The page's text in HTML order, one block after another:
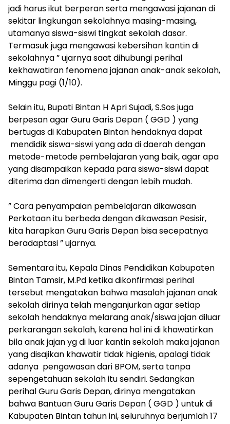
jadi harus ikut berperan serta mengawasi jajanan di
sekitar lingkungan sekolahnya masing-masing,
utamanya siswa-siswi tingkat sekolah dasar.
Termasuk juga mengawasi kebersihan kantin di
sekolahnya ” ujarnya saat dihubungi perihal
kekhawatiran fenomena jajanan anak-anak sekolah,
Minggu pagi (1/10).
Selain itu, Bupati Bintan H Apri Sujadi, S.Sos juga
berpesan agar Guru Garis Depan ( GGD ) yang
bertugas di Kabupaten Bintan hendaknya dapat
mendidik siswa-siswi yang ada di daerah dengan
metode-metode pembelajaran yang baik, agar apa
yang disampaikan kepada para siswa-siswi dapat
diterima dan dimengerti dengan lebih mudah.
” Cara penyampaian pembelajaran dikawasan
Perkotaan itu berbeda dengan dikawasan Pesisir,
kita harapkan Guru Garis Depan bisa secepatnya
beradaptasi ” ujarnya.
Sementara itu, Kepala Dinas Pendidikan Kabupaten
Bintan Tamsir, M.Pd ketika dikonfirmasi perihal
tersebut mengatakan bahwa masalah jajanan anak
sekolah dirinya telah menganjurkan agar setiap
sekolah hendaknya melarang anak/siswa jajan diluar
perkarangan sekolah, karena hal ini di khawatirkan
bila anak jajan yg di luar kantin sekolah maka jajanan
yang disajikan khawatir tidak higienis, apalagi tidak
adanya pengawasan dari BPOM, serta tanpa
sepengetahuan sekolah itu sendiri. Sedangkan
perihal Guru Garis Depan, dirinya mengatakan
bahwa Bantuan Guru Garis Depan ( GGD ) untuk di
Kabupaten Bintan tahun ini, seluruhnya berjumlah 17